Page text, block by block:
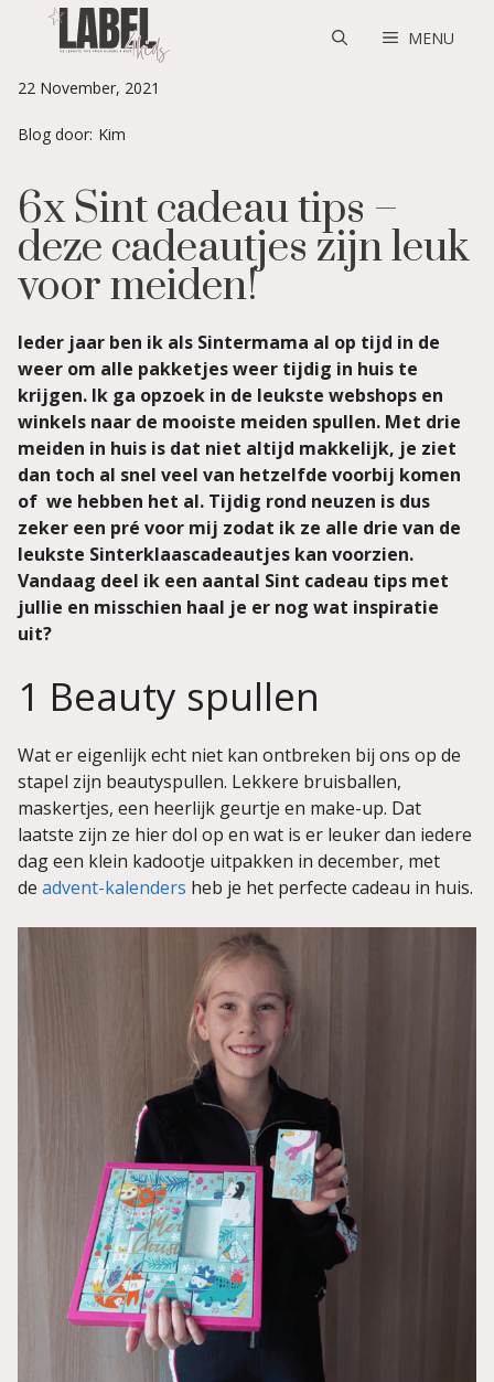
MENU
22 November, 2021
Blog door: Kim
6x Sint cadeau tips –
deze cadeautjes zijn leuk
voor meiden!
Ieder jaar ben ik als Sintermama al op tijd in de
weer om alle pakketjes weer tijdig in huis te
krijgen. Ik ga opzoek in de leukste webshops en
winkels naar de mooiste meiden spullen. Met drie
meiden in huis is dat niet altijd makkelijk, je ziet
dan toch al snel veel van hetzelfde voorbij komen
of we hebben het al. Tijdig rond neuzen is dus
zeker een pré voor mij zodat ik ze alle drie van de
leukste Sinterklaascadeautjes kan voorzien.
Vandaag deel ik een aantal Sint cadeau tips met
jullie en misschien haal je er nog wat inspiratie
uit?
1 Beauty spullen
Wat er eigenlijk echt niet kan ontbreken bij ons op de
stapel zijn beautyspullen. Lekkere bruisballen,
maskertjes, een heerlijk geurtje en make-up. Dat
laatste zijn ze hier dol op en wat is er leuker dan iedere
dag een klein kadootje uitpakken in december, met
de advent-kalenders heb je het perfecte cadeau in huis.